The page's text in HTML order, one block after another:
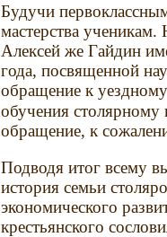
Будучи
мастерства
Алексей же Гайдин
года, посвященной
обращение к
обучения
обращение, к
Подводя итог всему
история семьи
экономического
крестьянского